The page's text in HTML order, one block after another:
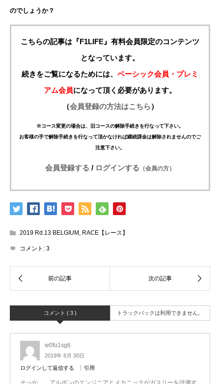
のでしょうか？
こちらの記事は『F1LIFE』有料会員限定のコンテンツ
となっています。
続きをご覧になるためには、 ベーシック会員・プレミ
アム会員になって頂く必要があります。
（会員登録の方法はこちら）
※コース変更の場合は、旧コースの解除手続きを行なって下さい。
お客様の手で解除手続きを行なって頂かなければ継続課金は解除されませんのでご
注意下さい。
会員登録する / ログインする （会員の方）
2019 Rd.13 BELGIUM , RACE【レース】
コメント: 3
コメント ( 3 ) トラックバックは利用できません。
w0fu1sg6
2019年 8月 30日
ログインして返信する 引用